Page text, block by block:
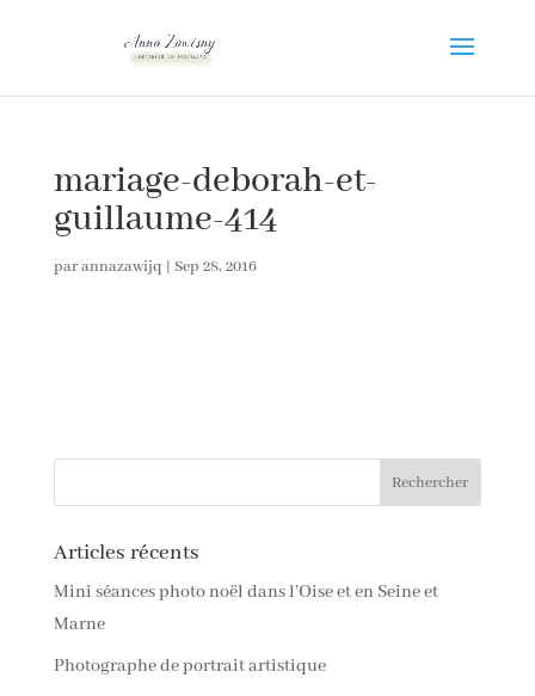
mariage-deborah-et-
guillaume-414
parannazawijq | Sep 28, 2016
Articles récents
Mini séances photo noël dans l’Oise et en Seine et
Marne
Photographe de portrait artistique